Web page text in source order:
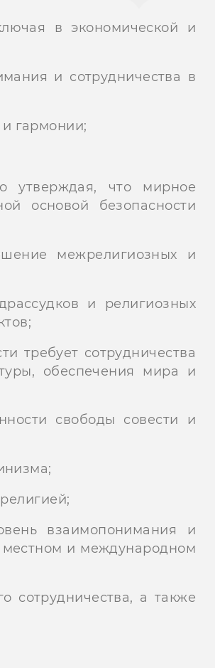
в экономической и
и сотрудничества в
гармонии;
утверждая, что мирное
основой безопасности
межрелигиозных и
и религиозных
требует сотрудничества
обеспечения мира и
свободы совести и
взаимопонимания и
местном и международном
сотрудничества, а также